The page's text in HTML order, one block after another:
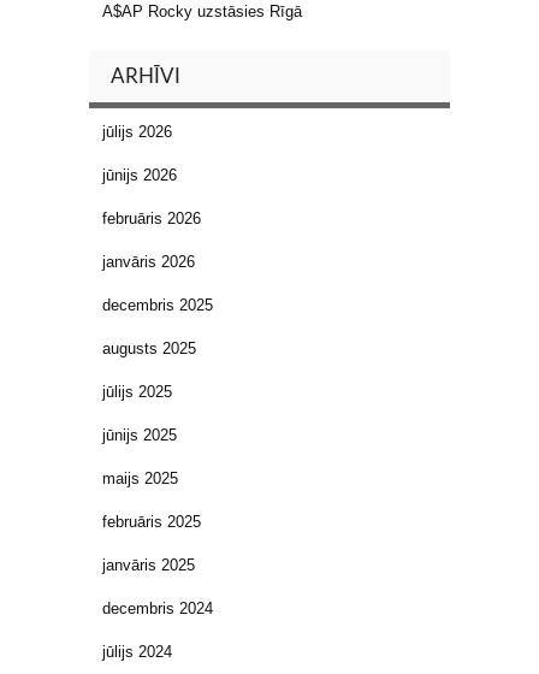
A$AP Rocky uzstāsies Rīgā
ARHĪVI
jūlijs 2026
jūnijs 2026
februāris 2026
janvāris 2026
decembris 2025
augusts 2025
jūlijs 2025
jūnijs 2025
maijs 2025
februāris 2025
janvāris 2025
decembris 2024
jūlijs 2024